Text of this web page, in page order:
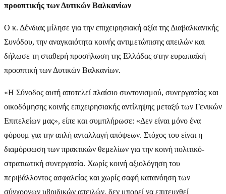
προοπτικής των Δυτικών Βαλκανίων
Ο κ. Δένδιας μίλησε για την επιχειρησιακή αξία της Διαβαλκανικής
Συνόδου, την αναγκαιότητα κοινής αντιμετώπισης απειλών και
δήλωσε τη σταθερή προσήλωση της Ελλάδας στην ευρωπαϊκή
προοπτική των Δυτικών Βαλκανίων.
«Η Σύνοδος αυτή αποτελεί πλαίσιο συντονισμού, συνεργασίας και
οικοδόμησης κοινής επιχειρησιακής αντίληψης μεταξύ των Γενικών
Επιτελείων μας», είπε και συμπλήρωσε: «Δεν είναι μόνο ένα
φόρουμ για την απλή ανταλλαγή απόψεων. Στόχος του είναι η
διαμόρφωση των πρακτικών θεμελίων για την κοινή πολιτικό-
στρατιωτική συνεργασία. Χωρίς κοινή αξιολόγηση του
περιβάλλοντος ασφαλείας και χωρίς σαφή κατανόηση των
σύγχρονων υβριδικών απειλών, δεν μπορεί να επιτευχθεί